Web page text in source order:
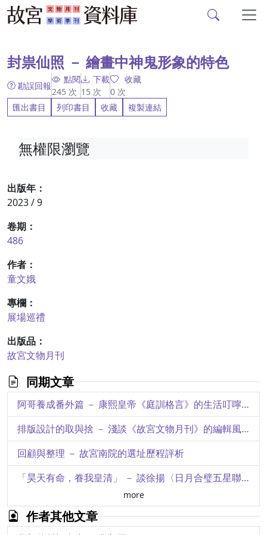
封祟仙照 － 繪畫中神鬼形象的特色
勘誤回報
點閱
245 次
下載
15 次
收藏
0 次
匯出書目
列印書目 收藏 複製連結
出版年：
2023 / 9
卷期：
486
作者：
童文娥
專欄：
展場巡禮
出版品：
故宮文物月刊
同期文章
阿哥養成番外篇 － 康熙皇帝《庭訓格言》的生活叮嚀與經驗傳承
排版設計的取與捨 － 淺談《故宮文物月刊》的編輯風格與轉變
回顧與整理 － 故宮南院的選址歷程評析
「昊天有命，眷我皇清」 － 談徐揚〈日月合璧五星聯珠圖〉的繪製意圖
來自島嶼的訊息 － 院藏印尼東森巴地區織品探究
淺析國立故宮博物院藏一對西洋琺瑯器
more
作者其他文章
無權限瀏覽